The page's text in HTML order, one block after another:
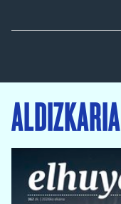
ALDIZKARIA